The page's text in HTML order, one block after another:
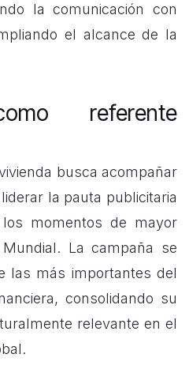
la comunicación con
el alcance de la
referente
busca acompañar
la pauta publicitaria
momentos de mayor
La campaña se
las más importantes del
consolidando su
relevante en el